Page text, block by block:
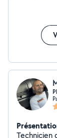
mesure, pose de
rapides
Technicien du